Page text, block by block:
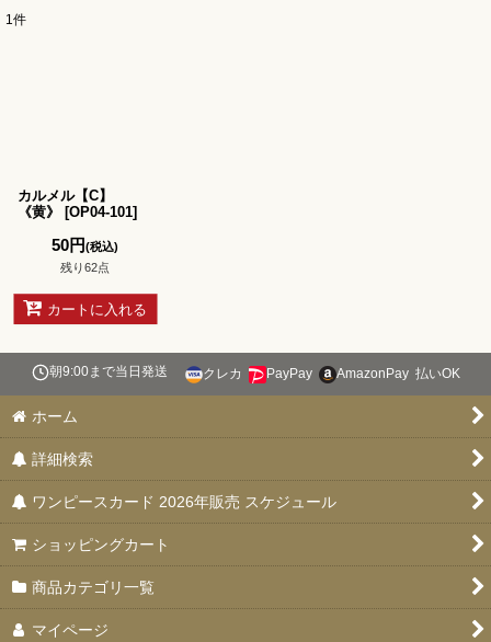
1件
カルメル【C】
《黄》
[OP04-101]
50円(税込)
残り62点
カートに入れる
朝9:00まで当日発送 クレカ PayPay AmazonPay 払いOK
ホーム
詳細検索
ワンピースカード 2026年販売 スケジュール
ショッピングカート
商品カテゴリ一覧
マイページ